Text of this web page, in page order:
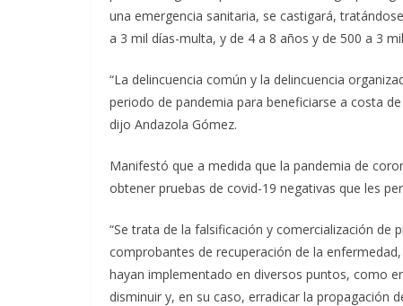
una emergencia sanitaria, se castigará,
a 3 mil días-multa, y de 4 a 8 años y de 500 a 3
“La delincuencia común y la delincuencia
periodo de pandemia para beneficiarse a costa
dijo Andazola Gómez.
Manifestó que a medida que la pandemia de
obtener pruebas de covid-19 negativas que les
“Se trata de la falsificación y comercialización
comprobantes de recuperación de la
hayan implementado en diversos puntos, como
disminuir y, en su caso, erradicar la propagación